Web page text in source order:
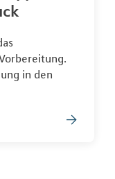
in den